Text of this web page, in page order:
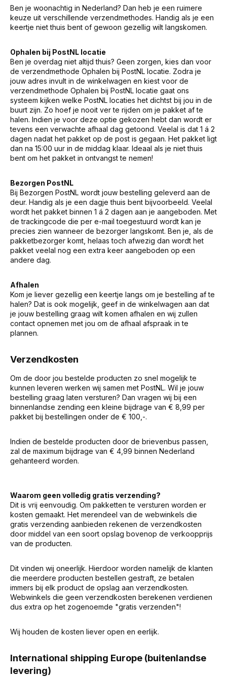
Ben je woonachtig in Nederland? Dan heb je een ruimere
keuze uit verschillende verzendmethodes. Handig als je een
keertje niet thuis bent of gewoon gezellig wilt langskomen.
Ophalen bij PostNL locatie
Ben je overdag niet altijd thuis? Geen zorgen, kies dan voor
de verzendmethode Ophalen bij PostNL locatie. Zodra je
jouw adres invult in de winkelwagen en kiest voor de
verzendmethode Ophalen bij PostNL locatie gaat ons
systeem kijken welke PostNL locaties het dichtst bij jou in de
buurt zijn. Zo hoef je nooit ver te rijden om je pakket af te
halen. Indien je voor deze optie gekozen hebt dan wordt er
tevens een verwachte afhaal dag getoond. Veelal is dat 1 á 2
dagen nadat het pakket op de post is gegaan. Het pakket ligt
dan na 15:00 uur in de middag klaar. Ideaal als je niet thuis
bent om het pakket in ontvangst te nemen!
Bezorgen PostNL
Bij Bezorgen PostNL wordt jouw bestelling geleverd aan de
deur. Handig als je een dagje thuis bent bijvoorbeeld. Veelal
wordt het pakket binnen 1 á 2 dagen aan je aangeboden. Met
de trackingcode die per e-mail toegestuurd wordt kan je
precies zien wanneer de bezorger langskomt. Ben je, als de
pakketbezorger komt, helaas toch afwezig dan wordt het
pakket veelal nog een extra keer aangeboden op een
andere dag.
Afhalen
Kom je liever gezellig een keertje langs om je bestelling af te
halen? Dat is ook mogelijk, geef in de winkelwagen aan dat
je jouw bestelling graag wilt komen afhalen en wij zullen
contact opnemen met jou om de afhaal afspraak in te
plannen.
Verzendkosten
Om de door jou bestelde producten zo snel mogelijk te
kunnen leveren werken wij samen met PostNL. Wil je jouw
bestelling graag laten versturen? Dan vragen wij bij een
binnenlandse zending een kleine bijdrage van € 8,99 per
pakket bij bestellingen onder de € 100,-.
Indien de bestelde producten door de brievenbus passen,
zal de maximum bijdrage van € 4,99 binnen Nederland
gehanteerd worden.
Waarom geen volledig gratis verzending?
Dit is vrij eenvoudig. Om pakketten te versturen worden er
kosten gemaakt. Het merendeel van de webwinkels die
gratis verzending aanbieden rekenen de verzendkosten
door middel van een soort opslag bovenop de verkoopprijs
van de producten.
Dit vinden wij oneerlijk. Hierdoor worden namelijk de klanten
die meerdere producten bestellen gestraft, ze betalen
immers bij elk product de opslag aan verzendkosten.
Webwinkels die geen verzendkosten berekenen verdienen
dus extra op het zogenoemde "gratis verzenden"!
Wij houden de kosten liever open en eerlijk.
International shipping Europe (buitenlandse
levering)